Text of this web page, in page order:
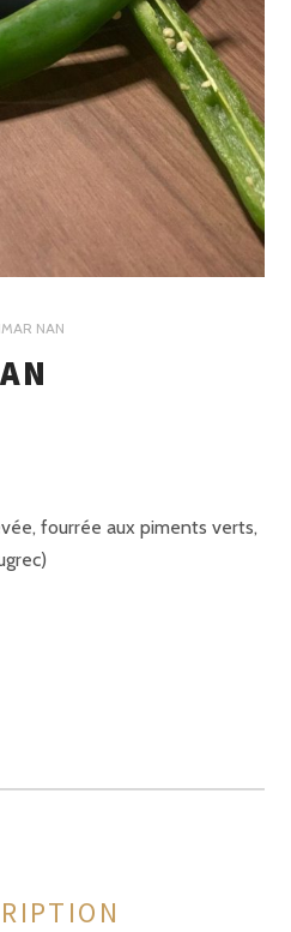
NAN
fourrée aux piments verts,